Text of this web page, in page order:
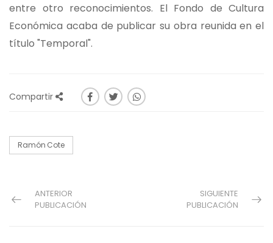
entre otro reconocimientos. El Fondo de Cultura
Económica acaba de publicar su obra reunida en el
título "Temporal".
Compartir
Ramón Cote
ANTERIOR
PUBLICACIÓN
SIGUIENTE
PUBLICACIÓN